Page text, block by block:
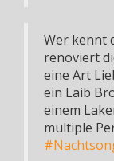
Wer kennt
renoviert
eine Art
ein Laib
einem
multiple